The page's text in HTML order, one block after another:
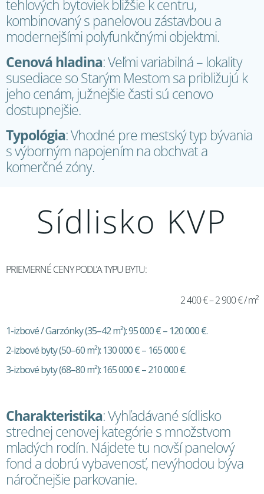
tehlových bytoviek bližšie k centru,
kombinovaný s panelovou zástavbou a
modernejšími polyfunkčnými objektmi.
Cenová hladina: Veľmi variabilná – lokality
susediace so Starým Mestom sa približujú k
jeho cenám, južnejšie časti sú cenovo
dostupnejšie.
Typológia: Vhodné pre mestský typ bývania
s výborným napojením na obchvat a
komerčné zóny.
Sídlisko KVP
PRIEMERNÉ CENY PODĽA TYPU BYTU:
2 400 € – 2 900 € / m²
1-izbové / Garzónky (35–42 m²): 95 000 € – 120 000 €.
2-izbové byty (50–60 m²): 130 000 € – 165 000 €.
3-izbové byty (68–80 m²): 165 000 € – 210 000 €.
Charakteristika: Vyhľadávané sídlisko
strednej cenovej kategórie s množstvom
mladých rodín. Nájdete tu novší panelový
fond a dobrú vybavenosť, nevýhodou býva
náročnejšie parkovanie.